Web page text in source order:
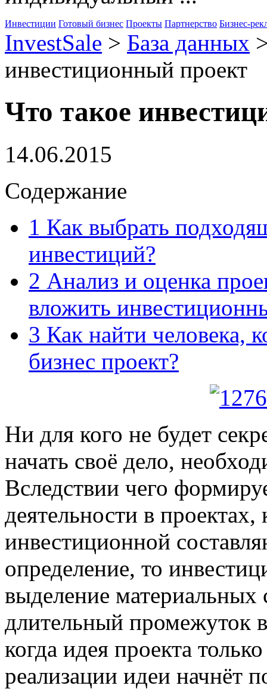
Инвестиции Готовый бизнес Проекты Партнерство Бизнес-
InvestSale > База данных
инвестиционный проект
Что такое
14.06.2015
Содержание
1 Как выбрать
инвестиций?
2 Анализ и оценка
вложить
3 Как найти человека,
бизнес проект?
Ни для кого не будет
начать своё дело,
Вследствии чего
деятельности в проектах,
инвестиционной
определение, то
выделение материальных
длительный промежуток
когда идея проекта
реализации идеи начнёт